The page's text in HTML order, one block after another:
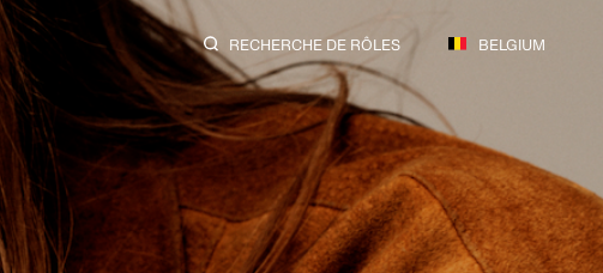
RECHERCHE DE RÔLES BELGIUM